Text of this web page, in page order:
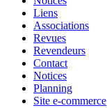
Liens
Associations
Revues
Revendeurs
Contact
Notices
Planning
Site e-commerce